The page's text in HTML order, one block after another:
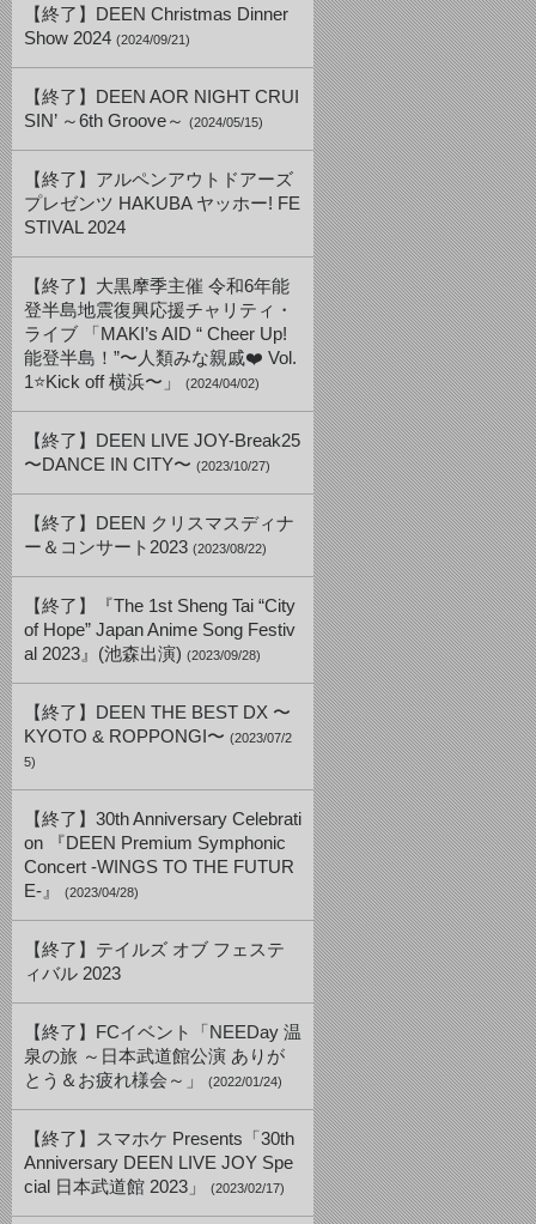
【終了】DEEN Christmas Dinner
Show 2024 (2024/09/21)
【終了】DEEN AOR NIGHT CRUI
SIN’ ～6th Groove～ (2024/05/15)
【終了】アルペンアウトドアーズ
プレゼンツ HAKUBA ヤッホー! FE
STIVAL 2024
【終了】大黒摩季主催 令和6年能
登半島地震復興応援チャリティ・
ライブ 「MAKI’s AID “ Cheer Up!
能登半島！”〜人類みな親戚❤️ Vol.
1⭐️Kick off 横浜〜」
(2024/04/02)
【終了】DEEN LIVE JOY-Break25
〜DANCE IN CITY〜 (2023/10/27)
【終了】DEEN クリスマスディナ
ー＆コンサート2023 (2023/08/22)
【終了】『The 1st Sheng Tai “City
of Hope” Japan Anime Song Festiv
al 2023』(池森出演) (2023/09/28)
【終了】DEEN THE BEST DX 〜
KYOTO & ROPPONGI〜 (2023/07/2
5)
【終了】30th Anniversary Celebrati
on 『DEEN Premium Symphonic
Concert -WINGS TO THE FUTUR
E-』
(2023/04/28)
【終了】テイルズ オブ フェステ
ィバル 2023
【終了】FCイベント「NEEDay 温
泉の旅 ～日本武道館公演 ありが
とう＆お疲れ様会～」
(2022/01/24)
【終了】スマホケ Presents「30th
Anniversary DEEN LIVE JOY Spe
cial 日本武道館 2023」
(2023/02/17)